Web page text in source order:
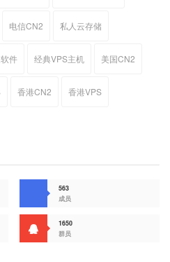
电信CN2 私人云存储
件 经典VPS主机 美国CN2
香港CN2 香港VPS
563
成员
1650
群员